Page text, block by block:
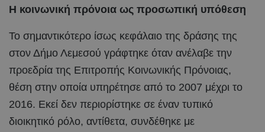
Η κοινωνική πρόνοια ως προσωπική υπόθεση
Το σημαντικότερο ίσως κεφάλαιο της δράσης της
στον Δήμο Λεμεσού γράφτηκε όταν ανέλαβε την
προεδρία της Επιτροπής Κοινωνικής Πρόνοιας,
θέση στην οποία υπηρέτησε από το 2007 μέχρι το
2016. Εκεί δεν περιορίστηκε σε έναν τυπικό
διοικητικό ρόλο, αντίθετα, συνδέθηκε με